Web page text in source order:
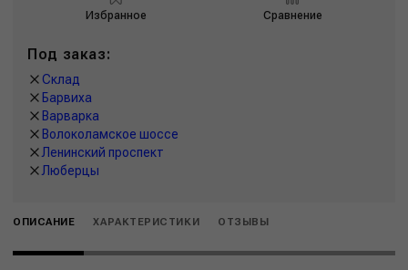
Избранное Сравнение
Под заказ:
Склад
Барвиха
Варварка
Волоколамское шоссе
Ленинский проспект
Люберцы
ОПИСАНИЕ ХАРАКТЕРИСТИКИ ОТЗЫВЫ